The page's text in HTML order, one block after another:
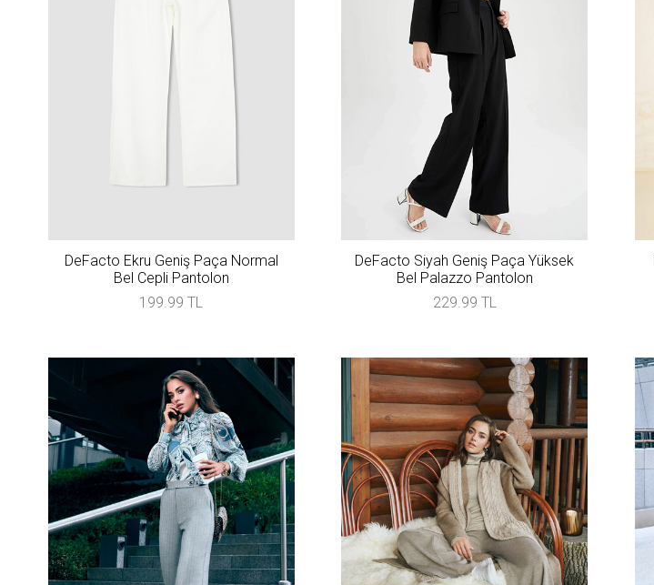
DeFacto Ekru Geniş Paça Normal
Bel Cepli Pantolon
199.99 TL
DeFacto Siyah Geniş Paça Yüksek
Bel Palazzo Pantolon
229.99 TL